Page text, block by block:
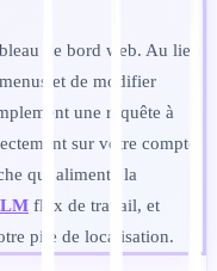
de bord web. Au lieu
et de modifier
une requête à
sur votre compte
qui alimente la
flux de travail, et
pile de localisation.